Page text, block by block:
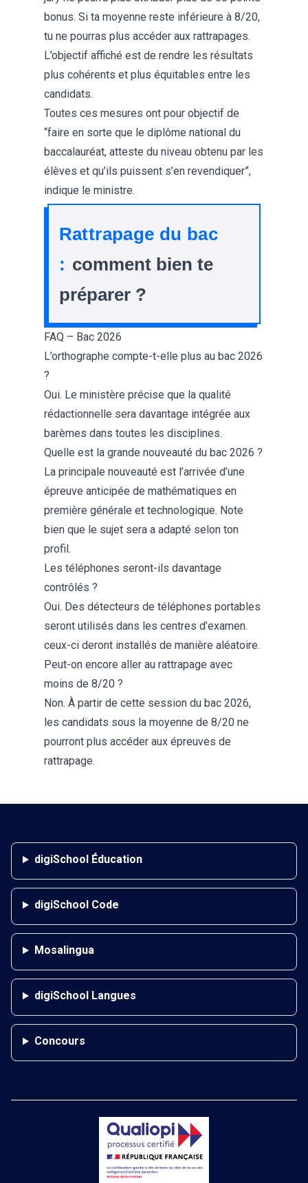
bonus. Si ta moyenne reste inférieure à 8/20,
tu ne pourras plus accéder aux rattrapages.
L’objectif affiché est de rendre les résultats
plus cohérents et plus équitables entre les
candidats.
Toutes ces mesures ont pour objectif de
“faire en sorte que le diplôme national du
baccalauréat, atteste du niveau obtenu par les
élèves et qu’ils puissent s’en revendiquer”,
indique le ministre.
Rattrapage du bac
: comment bien te
préparer ?
FAQ – Bac 2026
L’orthographe compte-t-elle plus au bac 2026
?
Oui. Le ministère précise que la qualité
rédactionnelle sera davantage intégrée aux
barèmes dans toutes les disciplines.
Quelle est la grande nouveauté du bac 2026 ?
La principale nouveauté est l’arrivée d’une
épreuve anticipée de mathématiques en
première générale et technologique. Note
bien que le sujet sera a adapté selon ton
profil.
Les téléphones seront-ils davantage
contrôlés ?
Oui. Des détecteurs de téléphones portables
seront utilisés dans les centres d’examen.
ceux-ci deront installés de manière aléatoire.
Peut-on encore aller au rattrapage avec
moins de 8/20 ?
Non. À partir de cette session du bac 2026,
les candidats sous la moyenne de 8/20 ne
pourront plus accéder aux épreuves de
rattrapage.
digiSchool Éducation
digiSchool Code
Mosalingua
digiSchool Langues
Concours